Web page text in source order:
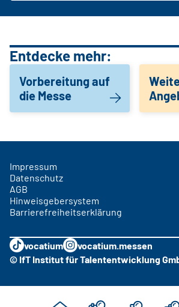
Entdecke mehr:
Vorbereitung auf
die Messe
Impressum
Datenschutz
AGB
Hinweisgebersystem
Barrierefreiheitserklärung
vocatium
vocatium.messen
© IfT Institut für Talententwicklung